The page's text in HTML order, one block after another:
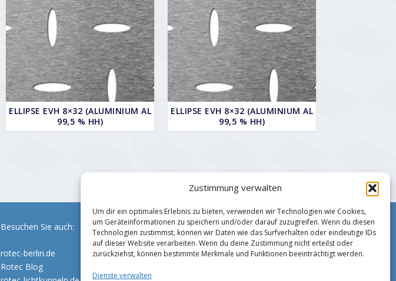
Zustimmung verwalten
Um dir ein optimales Erlebnis zu bieten, verwenden wir Technologien wie Cookies,
um Geräteinformationen zu speichern und/oder darauf zuzugreifen. Wenn du diesen
Technologien zustimmst, können wir Daten wie das Surfverhalten oder eindeutige IDs
auf dieser Website verarbeiten. Wenn du deine Zustimmung nicht erteilst oder
zurückziehst, können bestimmte Merkmale und Funktionen beeinträchtigt werden.
Dienste verwalten
ELLIPSE EVH 8×32 (ALUMINIUM AL
99,5 % HH)
ELLIPSE EVH 8×32 (ALUMINIUM AL
99,5 % HH)
Besuchen Sie auch:
rotec-berlin.de
Rotec Blog
Impressum
Zahlungsmethoden
Datenschutz